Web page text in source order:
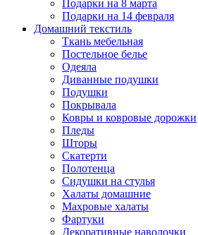
Подарки на 8 марта
Подарки на 14 февраля
Домашний текстиль
Ткань мебельная
Постельное белье
Одеяла
Диванные подушки
Подушки
Покрывала
Ковры и ковровые дорожки
Пледы
Шторы
Скатерти
Полотенца
Сидушки на стулья
Халаты домашние
Махровые халаты
Фартуки
Декоративные наволочки